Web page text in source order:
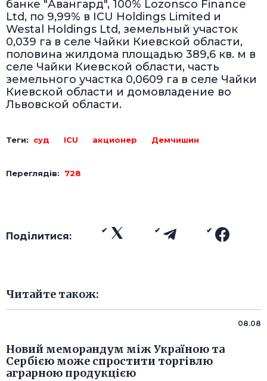
банке "Авангард", 100% Lozonsco Finance
Ltd, по 9,99% в ICU Holdings Limited и
Westal Holdings Ltd, земельный участок
0,039 га в селе Чайки Киевской области,
половина жилдома площадью 389,6 кв. м в
селе Чайки Киевской области, часть
земельного участка 0,0609 га в селе Чайки
Киевской области и домовладение во
Львовской области.
Теги: суд ICU акционер Демчишин
Переглядів: 728
Поділитися:
Читайте також:
08.08
Новий меморандум між Україною та
Сербією може спростити торгівлю
аграрною продукцією